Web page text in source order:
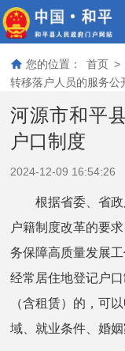
您的位置： 首页 >
转移落户人员的服务公
河源市和平
户口制度
2024-12-09 16:54:26
根据省委、省政
户籍制度改革的要
务保障高质量发展
经常居住地登记户
（含租赁）的，可
域、就业条件、婚姻